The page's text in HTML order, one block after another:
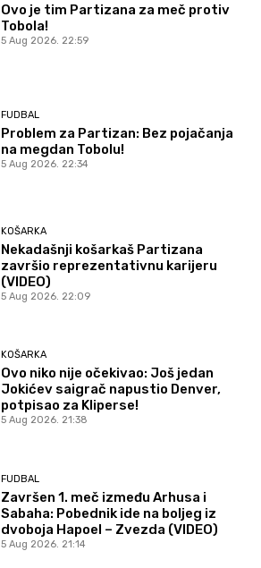
Ovo je tim Partizana za meč protiv
Tobola!
5 Aug 2026. 22:59
FUDBAL
Problem za Partizan: Bez pojačanja
na megdan Tobolu!
5 Aug 2026. 22:34
KOŠARKA
Nekadašnji košarkaš Partizana
završio reprezentativnu karijeru
(VIDEO)
5 Aug 2026. 22:09
KOŠARKA
Ovo niko nije očekivao: Još jedan
Jokićev saigrač napustio Denver,
potpisao za Kliperse!
5 Aug 2026. 21:38
FUDBAL
Završen 1. meč između Arhusa i
Sabaha: Pobednik ide na boljeg iz
dvoboja Hapoel – Zvezda (VIDEO)
5 Aug 2026. 21:14